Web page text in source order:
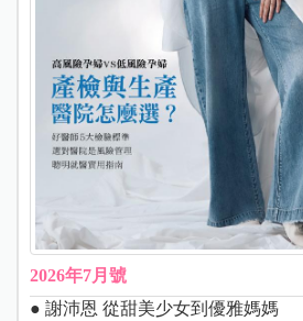
2026年7月號
● 謝沛恩 從甜美少女到優雅媽媽